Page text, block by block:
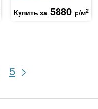
Купить за 5880 р/м2
5 >